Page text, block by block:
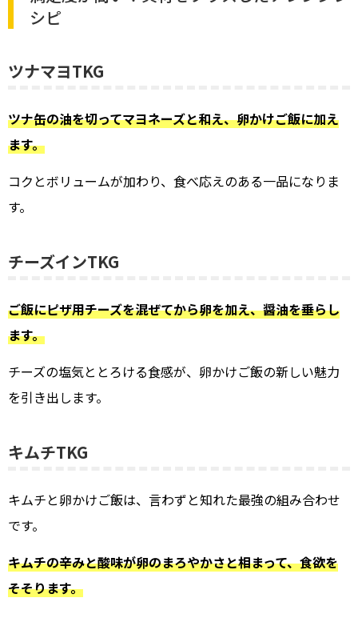
シピ
ツナマヨTKG
ツナ缶の油を切ってマヨネーズと和え、卵かけご飯に加え
ます。
コクとボリュームが加わり、食べ応えのある一品になりま
す。
チーズインTKG
ご飯にピザ用チーズを混ぜてから卵を加え、醤油を垂らし
ます。
チーズの塩気ととろける食感が、卵かけご飯の新しい魅力
を引き出します。
キムチTKG
キムチと卵かけご飯は、言わずと知れた最強の組み合わせ
です。
キムチの辛みと酸味が卵のまろやかさと相まって、食欲を
そそります。